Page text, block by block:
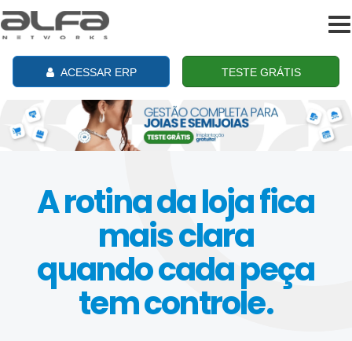
ACESSAR ERP TESTE GRÁTIS
A rotina da loja fica
mais clara
quando cada peça
tem controle.